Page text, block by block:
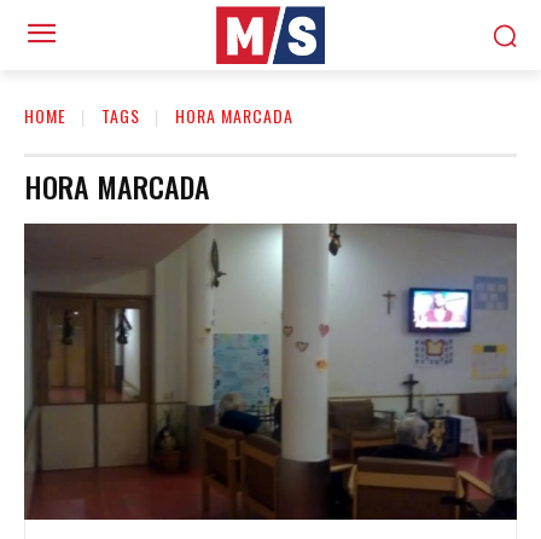
HOME TAGS HORA MARCADA
HORA MARCADA